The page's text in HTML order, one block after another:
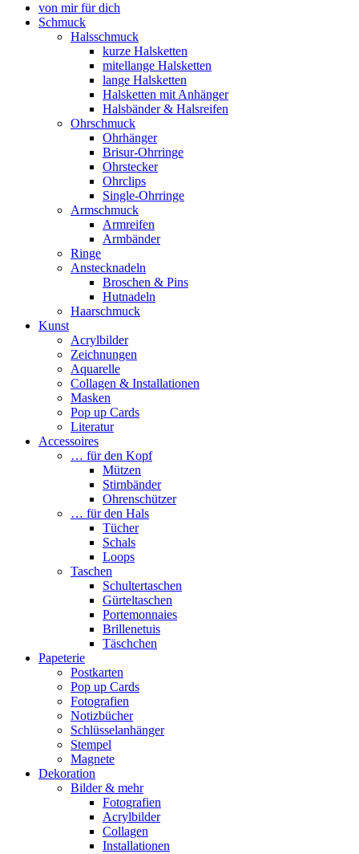
von mir für dich
Schmuck
Halsschmuck
kurze Halsketten
mitellange Halsketten
lange Halsketten
Halsketten mit Anhänger
Halsbänder & Halsreifen
Ohrschmuck
Ohrhänger
Brisur-Ohrringe
Ohrstecker
Ohrclips
Single-Ohrringe
Armschmuck
Armreifen
Armbänder
Ringe
Anstecknadeln
Broschen & Pins
Hutnadeln
Haarschmuck
Kunst
Acrylbilder
Zeichnungen
Aquarelle
Collagen & Installationen
Masken
Pop up Cards
Literatur
Accessoires
… für den Kopf
Mützen
Stirnbänder
Ohrenschützer
… für den Hals
Tücher
Schals
Loops
Taschen
Schultertaschen
Gürteltaschen
Portemonnaies
Brillenetuis
Täschchen
Papeterie
Postkarten
Pop up Cards
Fotografien
Notizbücher
Schlüsselanhänger
Stempel
Magnete
Dekoration
Bilder & mehr
Fotografien
Acrylbilder
Collagen
Installationen